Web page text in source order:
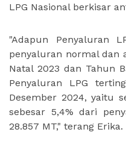
LPG Nasional berkisar
"Adapun Penyaluran
penyaluran normal dan
Natal 2023 dan Tahun
Penyaluran LPG
Desember 2024, yaitu
sebesar 5,4% dari
28.857 MT," terang Erika.